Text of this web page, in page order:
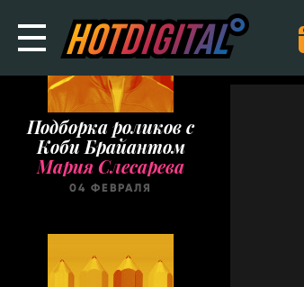
Подборка роликов с
Коби Брайантом
Мария Слесарева
04 ФЕВРАЛЯ